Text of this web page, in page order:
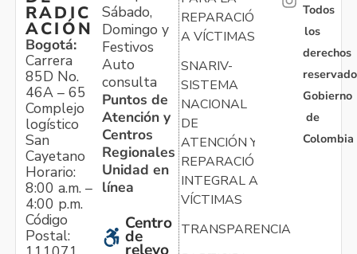
RADIC
ACIÓN
Bogotá:
Carrera
85D No.
46A – 65
Complejo
logístico
San
Cayetano
Horario:
8:00 a.m. –
4:00 p.m.
Código
Postal:
Sábado,
Domingo y
Festivos
Auto
consulta
Puntos de
Atención y
Centros
Regionales
Unidad en
línea
Centro
de
REPARACIÓN
A VÍCTIMAS
SNARIV-
SISTEMA
NACIONAL
DE
ATENCIÓN Y
REPARACIÓN
INTEGRAL A
VÍCTIMAS
TRANSPARENCIA
Todos
los
derechos
Gobierno
de
Colombia